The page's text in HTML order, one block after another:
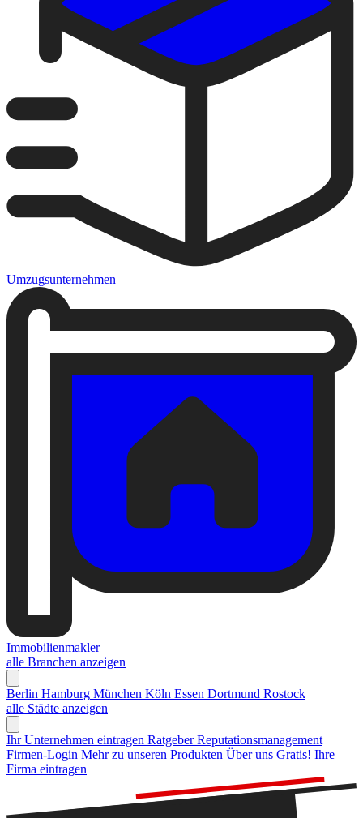
Umzugsunternehmen
Immobilienmakler
alle Branchen anzeigen
Berlin Hamburg München Köln Essen Dortmund Rostock
alle Städte anzeigen
Ihr Unternehmen eintragen Ratgeber Reputationsmanagement
Firmen-Login Mehr zu unseren Produkten Über uns Gratis! Ihre
Firma eintragen